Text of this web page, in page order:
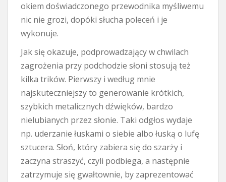
okiem doświadczonego przewodnika myśliwemu
nic nie grozi, dopóki słucha poleceń i je
wykonuje.
Jak się okazuje, podprowadzający w chwilach
zagrożenia przy podchodzie słoni stosują też
kilka trików. Pierwszy i według mnie
najskuteczniejszy to generowanie krótkich,
szybkich metalicznych dźwięków, bardzo
nielubianych przez słonie. Taki odgłos wydaje
np. uderzanie łuskami o siebie albo łuską o lufę
sztucera. Słoń, który zabiera się do szarży i
zaczyna straszyć, czyli podbiega, a następnie
zatrzymuje się gwałtownie, by zaprezentować